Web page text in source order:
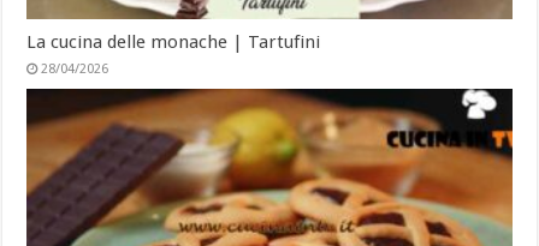
La cucina delle monache | Tartufini
28/04/2026